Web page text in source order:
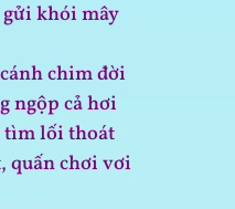
khói mây
chim đời
ngộp cả hơi
tìm lối thoát
quấn chơi vơi